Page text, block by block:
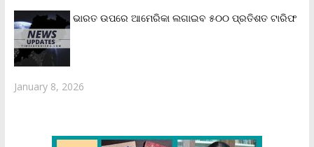
ଭାରତ ଉପରେ ଆମେରିକା ଲଗାଇବ ୫୦୦ ପ୍ରତିଶତ ଟାରିଫ
January 8, 2026